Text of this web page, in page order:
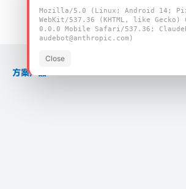
方案产品
Mozilla/5.0 (Linux; Android 14;
WebKit/537.36 (KHTML, like Gecko)
0.0.0 Mobile Safari/537.36;
audebot@anthropic.com)
Close